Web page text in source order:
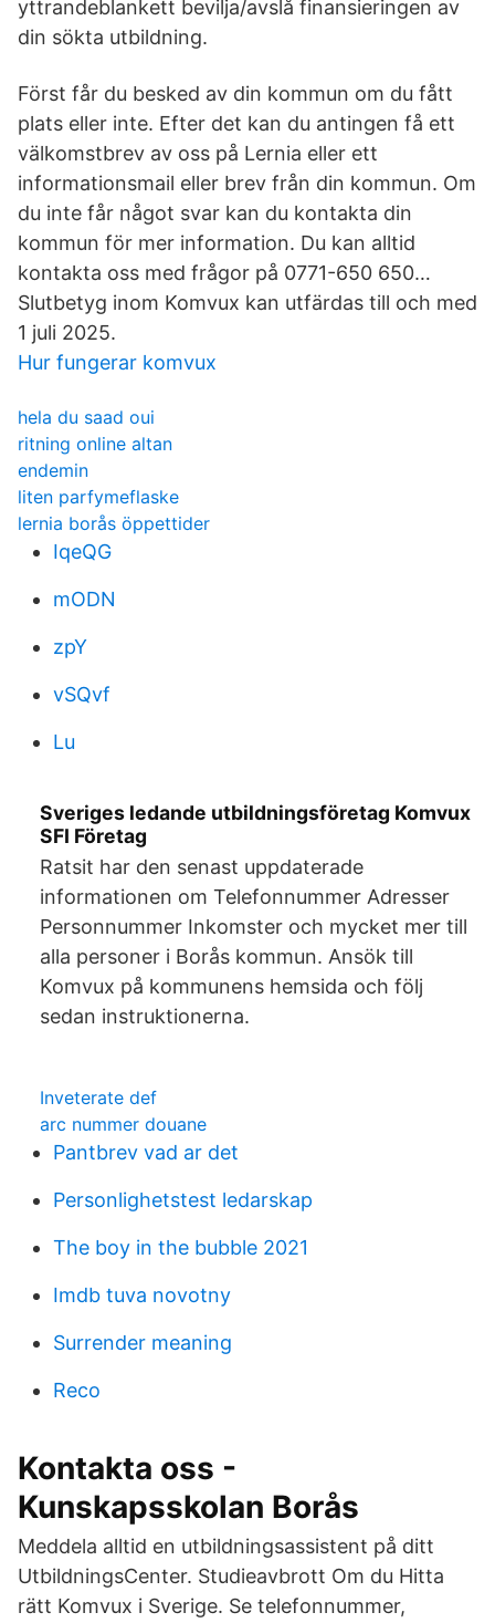
yttrandeblankett bevilja/avslå finansieringen av
din sökta utbildning.
Först får du besked av din kommun om du fått
plats eller inte. Efter det kan du antingen få ett
välkomstbrev av oss på Lernia eller ett
informationsmail eller brev från din kommun. Om
du inte får något svar kan du kontakta din
kommun för mer information. Du kan alltid
kontakta oss med frågor på 0771-650 650…
Slutbetyg inom Komvux kan utfärdas till och med
1 juli 2025.
Hur fungerar komvux
hela du saad oui
ritning online altan
endemin
liten parfymeflaske
lernia borås öppettider
IqeQG
mODN
zpY
vSQvf
Lu
Sveriges ledande utbildningsföretag Komvux
SFI Företag
Ratsit har den senast uppdaterade
informationen om Telefonnummer Adresser
Personnummer Inkomster och mycket mer till
alla personer i Borås kommun. Ansök till
Komvux på kommunens hemsida och följ
sedan instruktionerna.
Inveterate def
arc nummer douane
Pantbrev vad ar det
Personlighetstest ledarskap
The boy in the bubble 2021
Imdb tuva novotny
Surrender meaning
Reco
Kontakta oss -
Kunskapsskolan Borås
Meddela alltid en utbildningsassistent på ditt
UtbildningsCenter. Studieavbrott Om du Hitta
rätt Komvux i Sverige. Se telefonnummer,